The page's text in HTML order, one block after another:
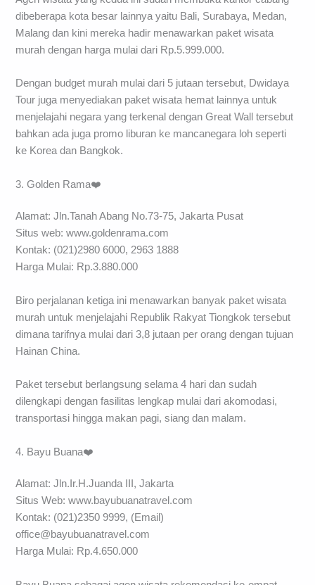
dibeberapa kota besar lainnya yaitu Bali, Surabaya, Medan,
Malang dan kini mereka hadir menawarkan paket wisata
murah dengan harga mulai dari Rp.5.999.000.
Dengan budget murah mulai dari 5 jutaan tersebut, Dwidaya
Tour juga menyediakan paket wisata hemat lainnya untuk
menjelajahi negara yang terkenal dengan Great Wall tersebut
bahkan ada juga promo liburan ke mancanegara loh seperti
ke Korea dan Bangkok.
3. Golden Rama❤️
Alamat: Jln.Tanah Abang No.73-75, Jakarta Pusat
Situs web: www.goldenrama.com
Kontak: (021)2980 6000, 2963 1888
Harga Mulai: Rp.3.880.000
Biro perjalanan ketiga ini menawarkan banyak paket wisata
murah untuk menjelajahi Republik Rakyat Tiongkok tersebut
dimana tarifnya mulai dari 3,8 jutaan per orang dengan tujuan
Hainan China.
Paket tersebut berlangsung selama 4 hari dan sudah
dilengkapi dengan fasilitas lengkap mulai dari akomodasi,
transportasi hingga makan pagi, siang dan malam.
4. Bayu Buana❤️
Alamat: Jln.Ir.H.Juanda III, Jakarta
Situs Web: www.bayubuanatravel.com
Kontak: (021)2350 9999, (Email)
office@bayubuanatravel.com
Harga Mulai: Rp.4.650.000